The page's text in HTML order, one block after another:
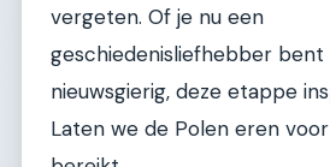
vergeten. Of je nu een
geschiedenisliefhebber
nieuwsgierig, deze etappe
Laten we de Polen eren